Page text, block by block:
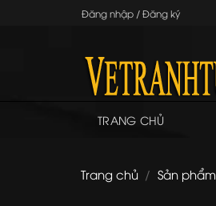
Đăng nhập / Đăng ký
TRANG CHỦ
Trang chủ / Sản phẩm